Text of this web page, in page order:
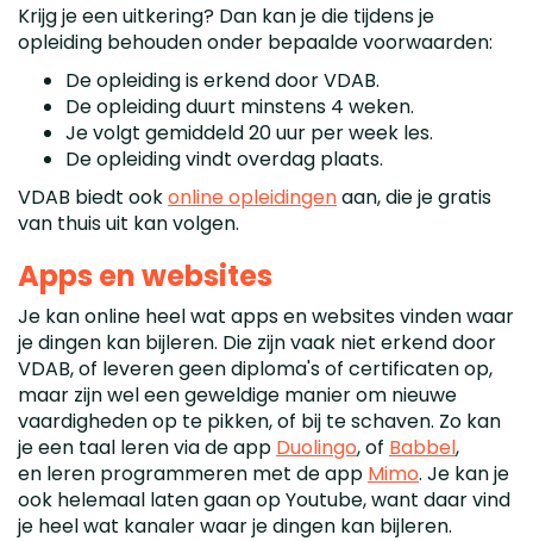
Krijg je een uitkering? Dan kan je die tijdens je
opleiding behouden onder bepaalde voorwaarden:
De opleiding is erkend door VDAB.
De opleiding duurt minstens 4 weken.
Je volgt gemiddeld 20 uur per week les.
De opleiding vindt overdag plaats.
VDAB biedt ookonline opleidingenaan, die je gratis
van thuis uit kan volgen.
Apps en websites
Je kan online heel wat apps en websites vinden waar
je dingen kan bijleren. Die zijn vaak niet erkend door
VDAB, of leveren geen diploma's of certificaten op,
maar zijn wel een geweldige manier om nieuwe
vaardigheden op te pikken, of bij te schaven. Zo kan
je een taal leren via de app Duolingo, of Babbel,
en leren programmeren met de app Mimo. Je kan je
ook helemaal laten gaan op Youtube, want daar vind
je heel wat kanaler waar je dingen kan bijleren.